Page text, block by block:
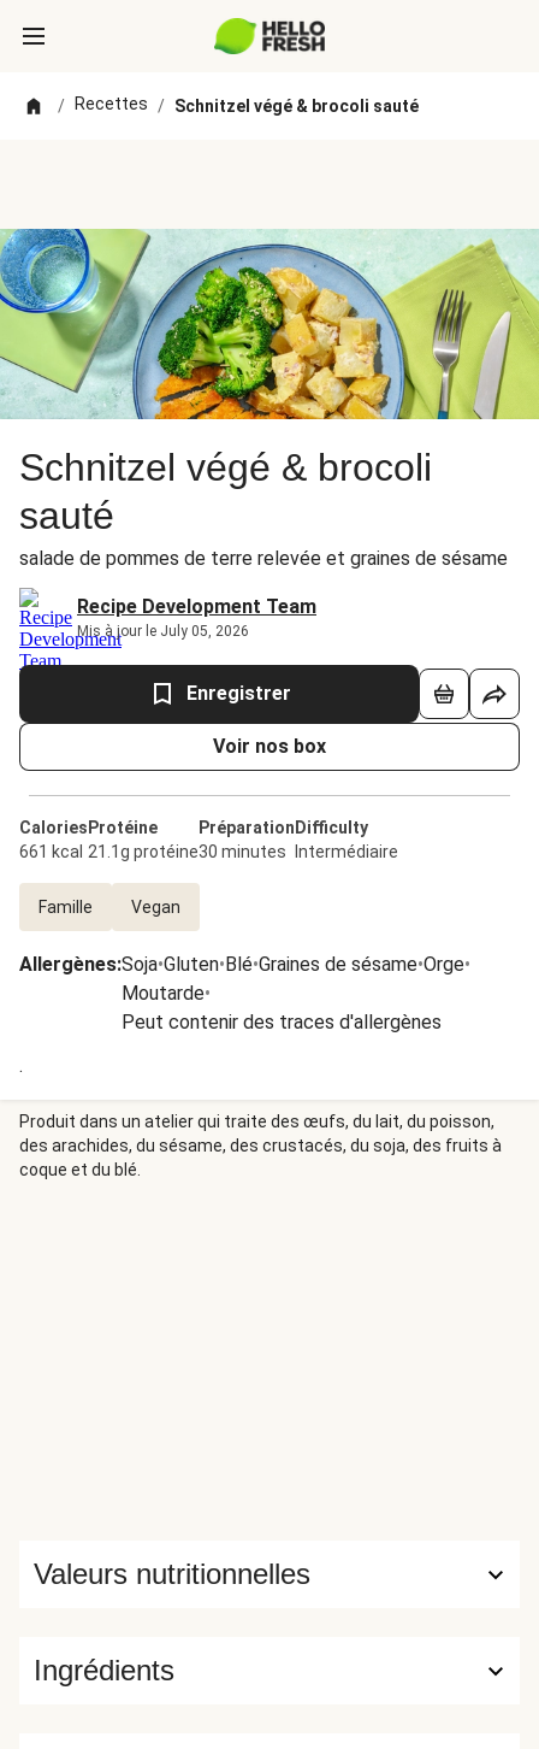
/ Recettes / Schnitzel végé & brocoli sauté
Schnitzel végé & brocoli
sauté
salade de pommes de terre relevée et graines de sésame
Recipe Development Team
Mis à jour le July 05, 2026
Enregistrer
Voir nos box
Calories
661 kcal
Protéine
21.1g protéine
Préparation
30 minutes
Difficulty
Intermédiaire
Famille Vegan
Allergènes:Soja•Gluten•Blé•Graines de sésame•Orge•
Moutarde•
Peut contenir des traces d'allergènes
.
Produit dans un atelier qui traite des œufs, du lait, du poisson,
des arachides, du sésame, des crustacés, du soja, des fruits à
coque et du blé.
Ingrédients
Valeurs nutritionnelles